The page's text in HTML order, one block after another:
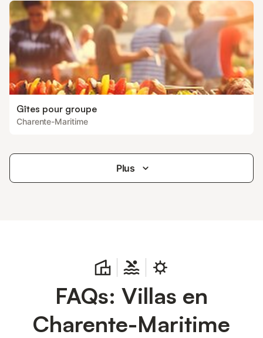
Gîtes pour groupe
Charente-Maritime
Plus
FAQs: Villas en
Charente-Maritime